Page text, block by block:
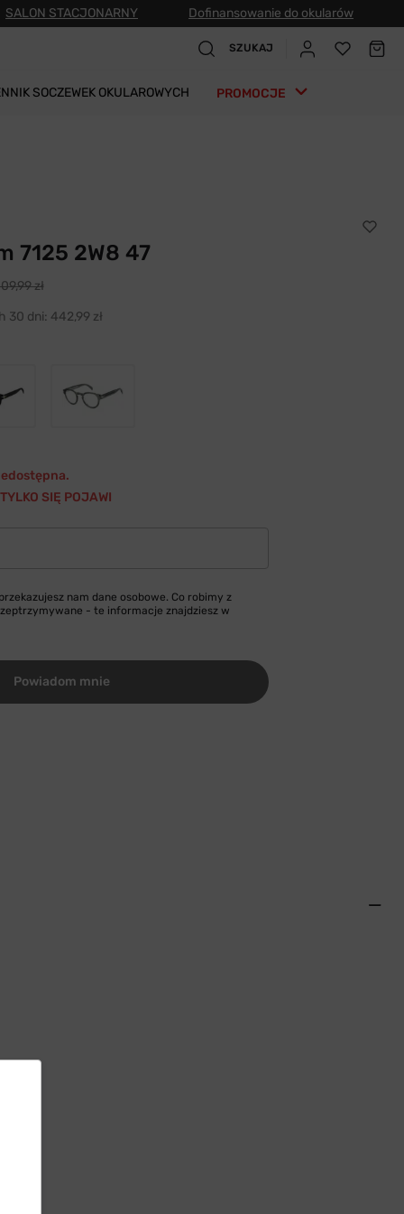
SALON STACJONARNY Dofinansowanie do okularów
SZUKAJ
SOCZEWEK OKULAROWYCH PROMOCJE
7125 2W8 47
zł
30 dni: 442,99 zł
SIĘ POJAWI
nam dane osobowe. Co robimy z
- te informacje znajdziesz w
Powiadom mnie